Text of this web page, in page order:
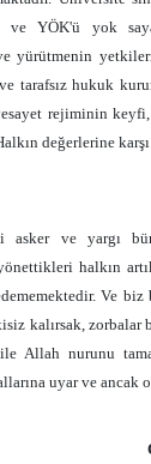
YÖK'ü yok
yürütmenin
tarafsız hukuk
rejiminin
değerlerine
ve yargı
halkın
Ve
kalırsak, zorbalar
Allah nurunu
uyar ve ancak